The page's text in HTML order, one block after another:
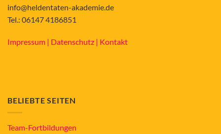
info@heldentaten-akademie.de
Tel.: 06147 4186851
Impressum | Datenschutz | Kontakt
BELIEBTE SEITEN
Team-Fortbildungen